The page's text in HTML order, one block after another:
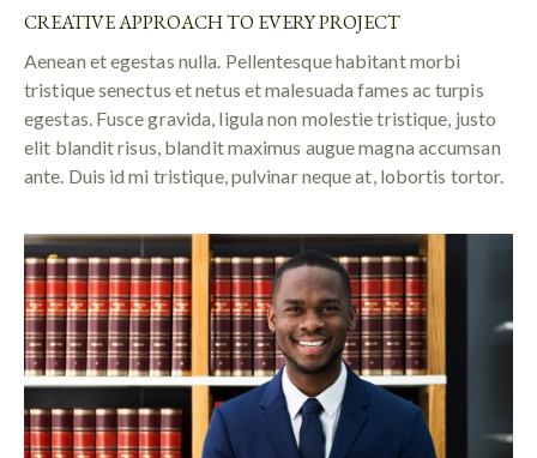
CREATIVE APPROACH TO EVERY PROJECT
Aenean et egestas nulla. Pellentesque habitant morbi
tristique senectus et netus et malesuada fames ac turpis
egestas. Fusce gravida, ligula non molestie tristique, justo
elit blandit risus, blandit maximus augue magna accumsan
ante. Duis id mi tristique, pulvinar neque at, lobortis tortor.